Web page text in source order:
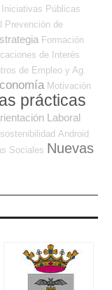
Iniciativas Públicas
Prevención de
Formación
de Interés
de Empleo y Ag.
Motivación
prácticas
Laboral
sostenibilidad Android
Sociales Nuevas